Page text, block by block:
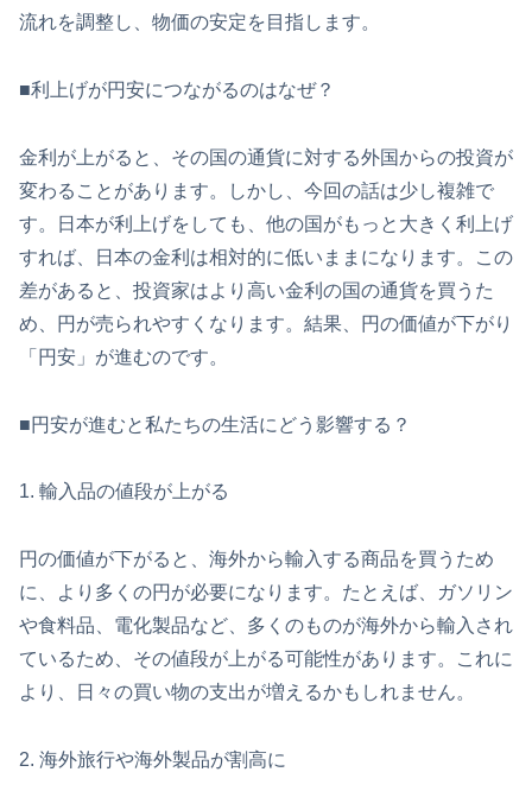
流れを調整し、物価の安定を目指します。
■利上げが円安につながるのはなぜ？
金利が上がると、その国の通貨に対する外国からの投資が
変わることがあります。しかし、今回の話は少し複雑で
す。日本が利上げをしても、他の国がもっと大きく利上げ
すれば、日本の金利は相対的に低いままになります。この
差があると、投資家はより高い金利の国の通貨を買うた
め、円が売られやすくなります。結果、円の価値が下がり
「円安」が進むのです。
■円安が進むと私たちの生活にどう影響する？
1. 輸入品の値段が上がる
円の価値が下がると、海外から輸入する商品を買うため
に、より多くの円が必要になります。たとえば、ガソリン
や食料品、電化製品など、多くのものが海外から輸入され
ているため、その値段が上がる可能性があります。これに
より、日々の買い物の支出が増えるかもしれません。
2. 海外旅行や海外製品が割高に